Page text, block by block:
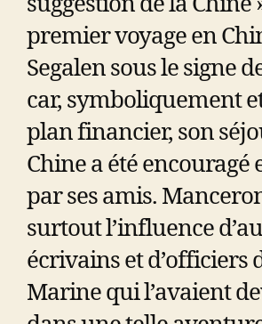
premier voyage en
Segalen sous le signe
car, symboliquement
plan financier, son
Chine a été encouragé
par ses amis.
surtout l’influence
écrivains et d’officiers
Marine qui l’avaient